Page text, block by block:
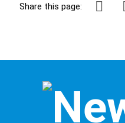
Share this page: